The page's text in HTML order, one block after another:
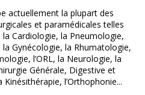
actuellement la plupart des
et paramédicales telles
Cardiologie, la Pneumologie,
Gynécologie, la Rhumatologie,
l’ORL, la Neurologie, la
Générale, Digestive et
Kinésithérapie, l’Orthophonie...